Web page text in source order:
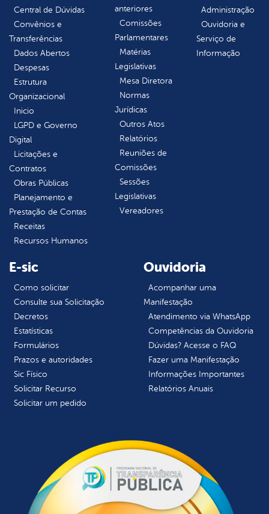
Central de Dúvidas
Convênios e
Transferências
Dados Abertos
Despesas
Estrutura
Organizacional
Inicio
LGPD e Governo
Digital
Licitações e
Contratos
Obras Públicas
Planejamento e
Prestação de Contas
Receitas
Recursos Humanos
anteriores
Comissões
Parlamentares
Matérias
Legislativas
Mesa Diretora
Normas
Jurídicas
Outros Atos
Relatórios
Reuniões de
Comissões
Sessões
Legislativas
Vereadores
Administração
Ouvidoria e
Serviço de
Informação
E-sic
Como solicitar
Consulte sua Solicitação
Decretos
Estatísticas
Formulários
Prazos e autoridades
Sic Físico
Solicitar Recurso
Solicitar um pedido
Ouvidoria
Acompanhar uma
Manifestação
Atendimento via WhatsApp
Competências da Ouvidoria
Dúvidas? Acesse o FAQ
Fazer uma Manifestação
Informações Importantes
Relatórios Anuais